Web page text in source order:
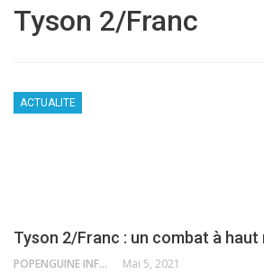
Tyson 2/Franc
ACTUALITE
Tyson 2/Franc : un combat à haut
POPENGUINE INFO Mai 5, 2021